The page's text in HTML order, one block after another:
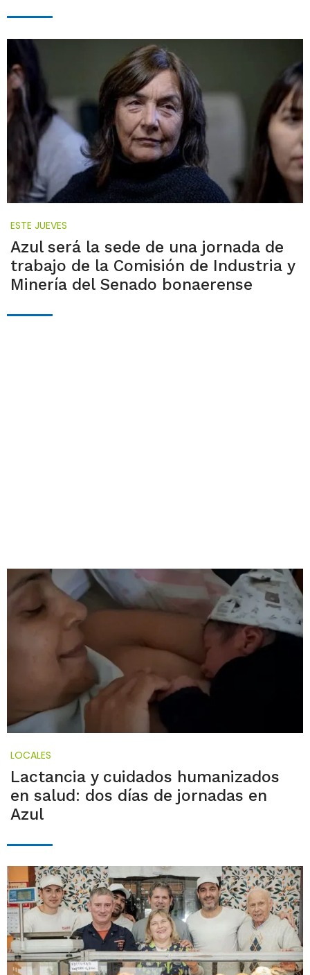
ESTE JUEVES
Azul será la sede de una jornada de
trabajo de la Comisión de Industria y
Minería del Senado bonaerense
LOCALES
Lactancia y cuidados humanizados
en salud: dos días de jornadas en
Azul